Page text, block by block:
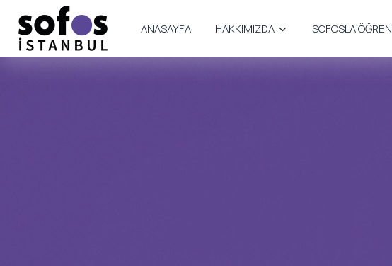
ANASAYFA HAKKIMIZDA SOFOSLA ÖĞREN